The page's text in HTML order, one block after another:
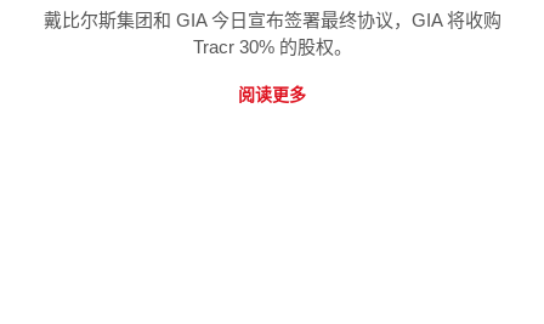
戴比尔斯集团和 GIA 今日宣布签署最终协议，GIA 将收购
Tracr 30% 的股权。
阅读更多